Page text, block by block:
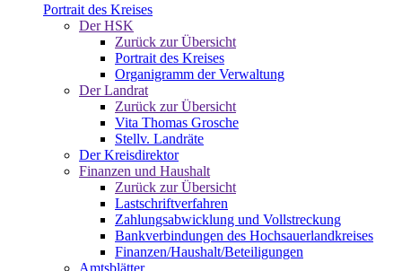
Portrait des Kreises
Der HSK
Zurück zur Übersicht
Portrait des Kreises
Organigramm der Verwaltung
Der Landrat
Zurück zur Übersicht
Vita Thomas Grosche
Stellv. Landräte
Der Kreisdirektor
Finanzen und Haushalt
Zurück zur Übersicht
Lastschriftverfahren
Zahlungsabwicklung und Vollstreckung
Bankverbindungen des Hochsauerlandkreises
Finanzen/Haushalt/Beteiligungen
Amtsblätter